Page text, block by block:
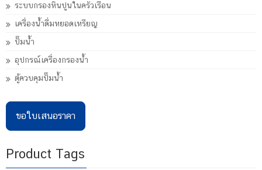
ระบบกรองหินปูนในครัวเรือน
เครื่องน้ำดื่มหยอดเหรียญ
ปั๊มน้ำ
อุปกรณ์เครื่องกรองน้ำ
ตู้ควบคุมปั๊มน้ำ
ขอใบเสนอราคา
Product Tags